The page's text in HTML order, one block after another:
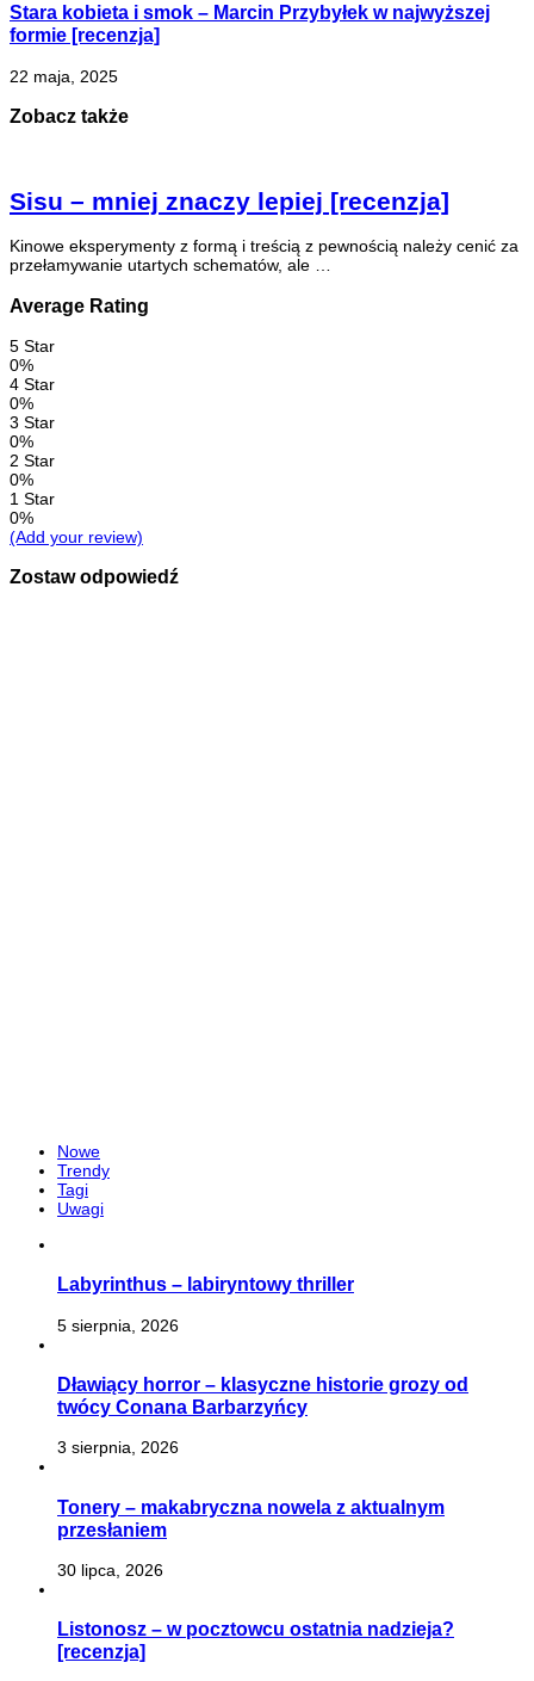
Stara kobieta i smok – Marcin Przybyłek w najwyższej
formie [recenzja]
22 maja, 2025
Zobacz także
Sisu – mniej znaczy lepiej [recenzja]
Kinowe eksperymenty z formą i treścią z pewnością należy cenić za
przełamywanie utartych schematów, ale …
Average Rating
5 Star
0%
4 Star
0%
3 Star
0%
2 Star
0%
1 Star
0%
(Add your review)
Zostaw odpowiedź
Nowe
Trendy
Tagi
Uwagi
Labyrinthus – labiryntowy thriller
5 sierpnia, 2026
Dławiący horror – klasyczne historie grozy od
twócy Conana Barbarzyńcy
3 sierpnia, 2026
Tonery – makabryczna nowela z aktualnym
przesłaniem
30 lipca, 2026
Listonosz – w pocztowcu ostatnia nadzieja?
[recenzja]